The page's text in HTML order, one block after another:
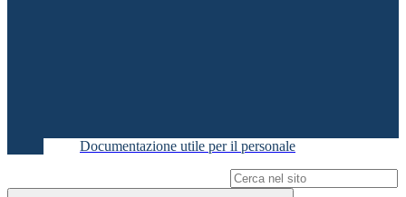
Documentazione utile per il personale